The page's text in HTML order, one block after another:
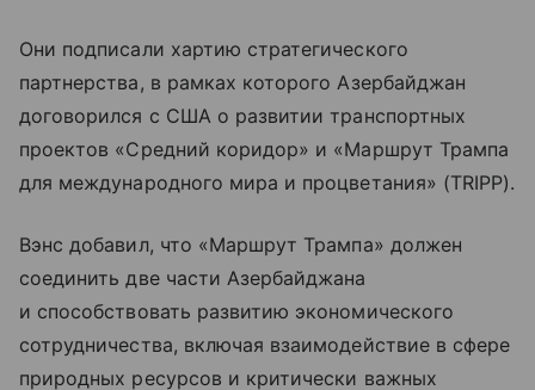
Они подписали хартию стратегического
партнерства, в рамках которого Азербайджан
договорился с США о развитии транспортных
проектов «Средний коридор» и «Маршрут Трампа
для международного мира и процветания» (TRIPP).
Вэнс добавил, что «Маршрут Трампа» должен
соединить две части Азербайджана
и способствовать развитию экономического
сотрудничества, включая взаимодействие в сфере
природных ресурсов и критически важных